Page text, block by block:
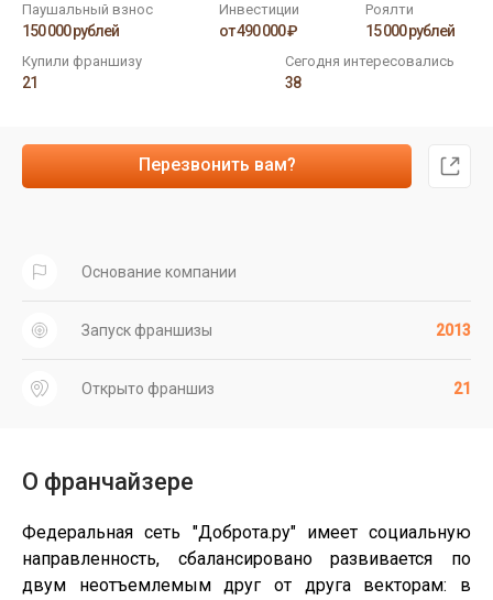
Паушальный взнос
150 000 рублей
Инвестиции
от 490 000 ₽
Роялти
15 000 рублей
Купили франшизу
21
Сегодня интересовались
38
Перезвонить вам?
Основание компании
Запуск франшизы 2013
Открыто франшиз 21
О франчайзере
Федеральная сеть "Доброта.ру" имеет социальную
направленность, сбалансировано развивается по
двум неотъемлемым друг от друга векторам: в